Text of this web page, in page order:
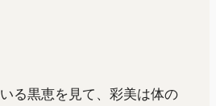
る黒恵を見て、彩美は体の